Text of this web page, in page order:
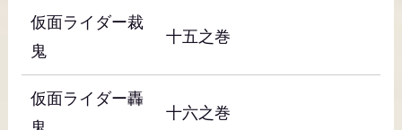
仮面ライダー裁
鬼
十五之巻
仮面ライダー轟
十六之巻